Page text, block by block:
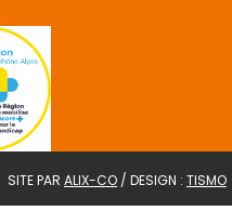
SITE PAR ALIX-CO / DESIGN : TISMO